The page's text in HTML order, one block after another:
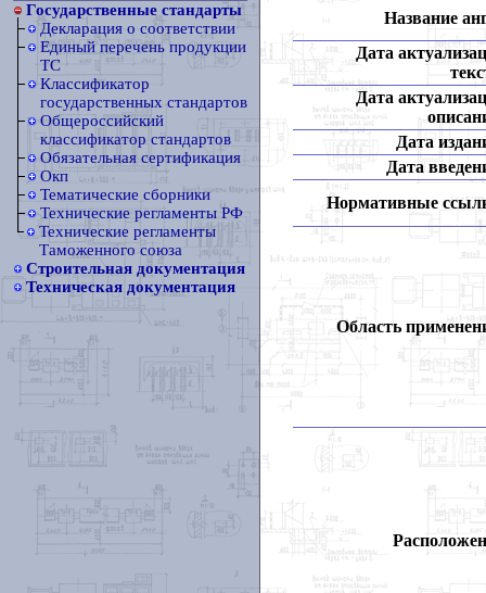
Государственные стандарты
Декларация о соответствии
Единый перечень продукции
ТС
Классификатор
государственных стандартов
Общероссийский
классификатор стандартов
Обязательная сертификация
Окп
Тематические сборники
Технические регламенты РФ
Технические регламенты
Таможенного союза
Строительная документация
Техническая документация
Название
Дата
Дата
Дата
Дата
Нормативные
Область